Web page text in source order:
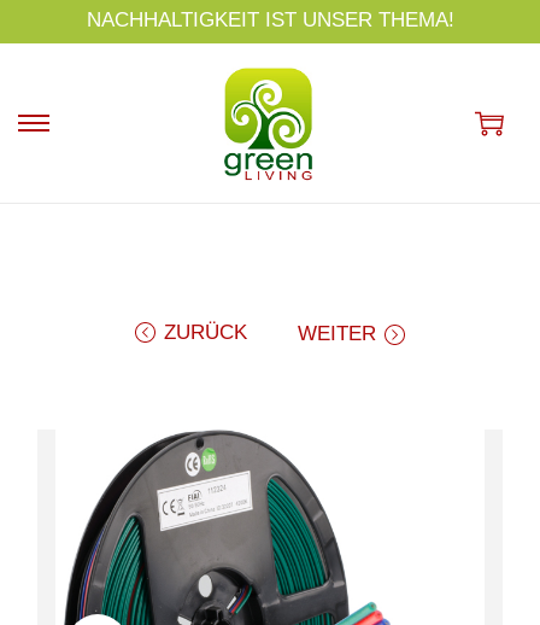
p
NACHHALTIGKEIT IST UNSER THEMA!
ZURÜCK WEITER